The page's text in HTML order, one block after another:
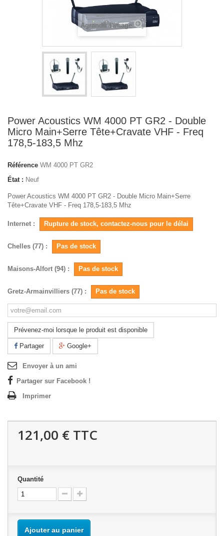
Agrandir l'image
Power Acoustics WM 4000 PT GR2 - Double
Micro Main+Serre Tête+Cravate VHF - Freq
178,5-183,5 Mhz
Référence WM 4000 PT GR2
État : Neuf
Power Acoustics WM 4000 PT GR2 - Double Micro Main+Serre
Tête+Cravate VHF - Freq 178,5-183,5 Mhz
Internet : Rupture de stock, contactez-nous pour le délai
Chelles (77) : Pas de stock
Maisons-Alfort (94) : Pas de stock
Gretz-Armainvilliers (77) : Pas de stock
Prévenez-moi lorsque le produit est disponible
Partager Google+
Envoyer à un ami
Partager sur Facebook !
Imprimer
121,00 € TTC
Quantité
Ajouter au panier